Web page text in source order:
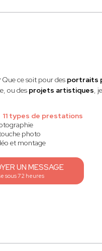
Que ce soit pour des portraits
ou des projets artistiques,
11 types de prestations
photo
et montage
UN MESSAGE
sous 72 heures